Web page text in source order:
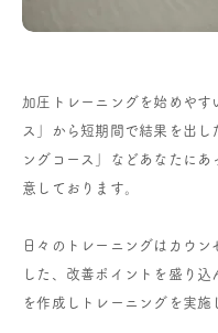
加圧トレーニングを始めやす
ス」から短期間で結果を出し
ングコース」などあなたにあ
意しております。
日々のトレーニングはカウン
した、改善ポイントを盛り込
を作成しトレーニングを実施